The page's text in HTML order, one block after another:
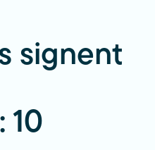
signent
10